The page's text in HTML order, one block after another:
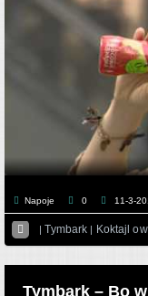
Napoje 0 11-3-
 |Tymbark | Koktajl
Tymbark – Bo